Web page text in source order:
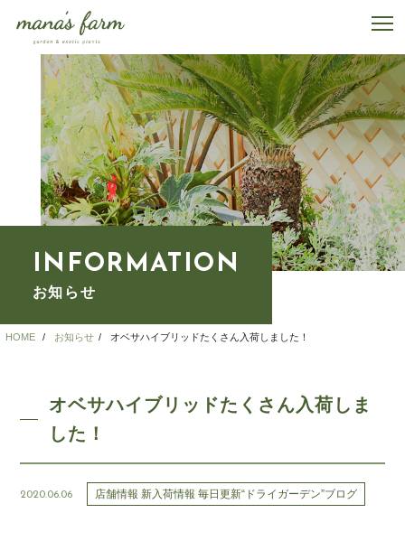
INFORMATION
お知らせ
HOME お知らせ オベサハイブリッドたくさん入荷しました！
オベサハイブリッドたくさん入荷しま
した！
2020.06.06 店舗情報 新入荷情報 毎日更新“ドライガーデン”ブログ